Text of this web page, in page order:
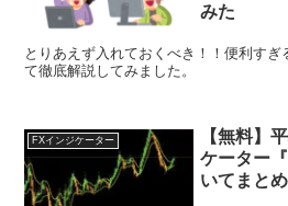
みた
とりあえず入れておくべき！！便利す
て徹底解説してみました。
FXインジケーター
【無料】
ケーター
いてまと